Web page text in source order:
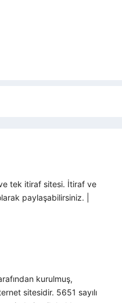
tek itiraf sitesi. İtiraf ve
paylaşabilirsiniz. |
kurulmuş,
sitesidir. 5651 sayılı